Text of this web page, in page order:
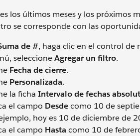
los últimos meses y los próximos
se corresponde con las
de #, haga clic en el control de
seleccioneAgregar un filtro.
Fecha de cierre.
Personalizada.
la ficha Intervalo de fechas
el campo Desdecomo 10 de
hoy es 10 de diciembre de
el campo Hasta como 10 de